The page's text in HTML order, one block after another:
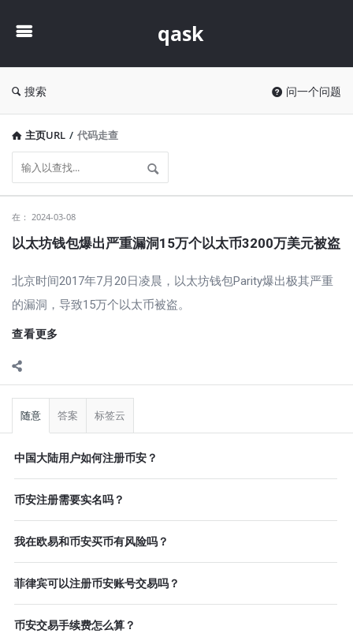
qask
搜索 问一个问题
主页URL / 代码走查
qask
最
文
章
在： 2024-03-08
以太坊钱包爆出严重漏洞15万个以太币3200万美元被盗
北京时间2017年7月20日凌晨，以太坊钱包Parity爆出极其严重
的漏洞，导致15万个以太币被盗。
查看更多
侧
随意 答案 标签云
中国大陆用户如何注册币安？
币安注册需要实名吗？
我在欧易和币安买币有风险吗？
菲律宾可以注册币安账号交易吗？
币安交易手续费怎么算？